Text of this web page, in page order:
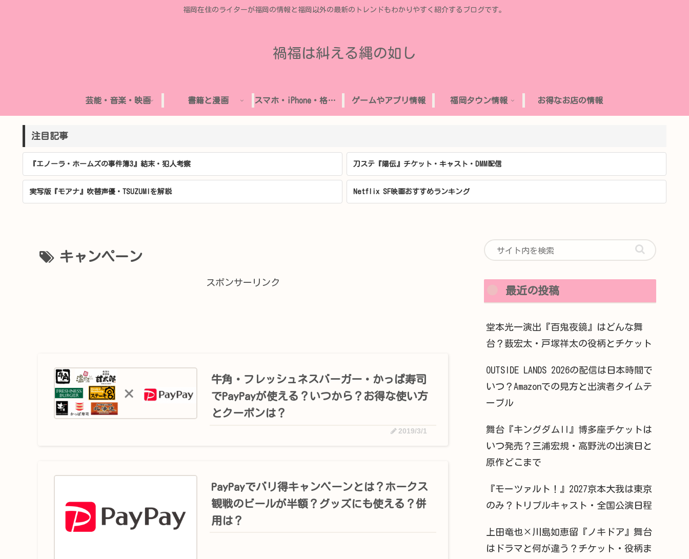
福岡在住のライターが福岡の情報と福岡以外の最新のトレンドもわかりやすく紹介するブログです。
禍福は糾える縄の如し
芸能・音楽・映画 書籍と漫画 スマホ・iPhone・格安SIM ゲームやアプリ情報 福岡タウン情報 お得なお店の情報
注目記事
『エノーラ・ホームズの事件簿3』結末・犯人考察 刀ステ『陽伝』チケット・キャスト・DMM配信
実写版『モアナ』吹替声優・TSUZUMIを解説 Netflix SF映画おすすめランキング
キャンペーン
スポンサーリンク
牛角・フレッシュネスバーガー・かっぱ寿司
でPayPayが使える？いつから？お得な使い方
とクーポンは？
2019/3/1
PayPayでバリ得キャンペーンとは？ホークス
観戦のビールが半額？グッズにも使える？併
用は？
最近の投稿
堂本光一演出『百鬼夜鏡』はどんな舞
台？薮宏太・戸塚祥太の役柄とチケット
OUTSIDE LANDS 2026の配信は日本時間で
いつ？Amazonでの見方と出演者タイムテ
ーブル
舞台『キングダムII』博多座チケットは
いつ発売？三浦宏規・高野洸の出演日と
原作どこまで
『モーツァルト！』2027京本大我は東京
のみ？トリプルキャスト・全国公演日程
上田竜也×川島如恵留『ノキドア』舞台
はドラマと何が違う？チケット・役柄ま